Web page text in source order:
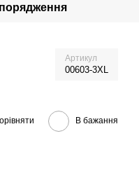
Артикул
00603-3XL
В бажання